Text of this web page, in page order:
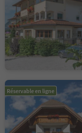
Réservable en ligne